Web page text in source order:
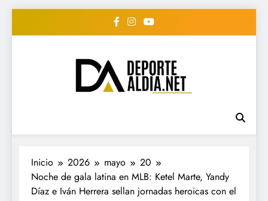
• DEPORTE AL DIA •
"Periodico Deportivo
Digital"
#deportealdiard #deportealdiaperiodico
Inicio 2026 mayo
20
Noche de gala latina en MLB: Ketel Marte, Yandy
Díaz e Iván Herrera sellan jornadas heroicas con el